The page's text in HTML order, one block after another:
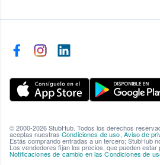
© 2000-2026 StubHub. Todos los derechos
aceptas nuestras Condiciones de uso, Aviso de
Estás comprando entradas a un tercero; StubHub
Los vendedores fijan los precios, que pueden estar
Notificaciones de cambio en las Condiciones de